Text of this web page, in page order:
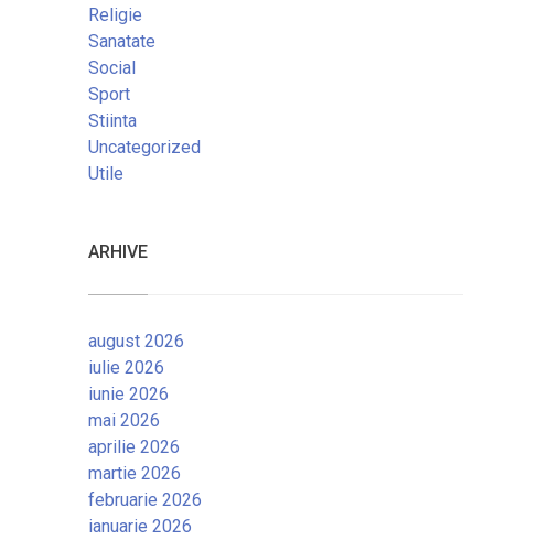
Religie
Sanatate
Social
Sport
Stiinta
Uncategorized
Utile
ARHIVE
august 2026
iulie 2026
iunie 2026
mai 2026
aprilie 2026
martie 2026
februarie 2026
ianuarie 2026